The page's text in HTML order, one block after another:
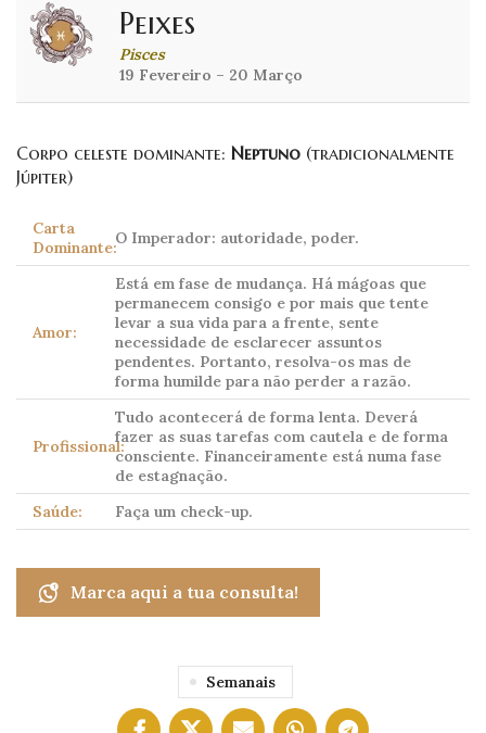
Peixes
Pisces
19 Fevereiro – 20 Março
Corpo celeste dominante: Neptuno (tradicionalmente
Júpiter)
Carta
Dominante:O Imperador: autoridade, poder.
Amor:
Está em fase de mudança. Há mágoas que
permanecem consigo e por mais que tente
levar a sua vida para a frente, sente
necessidade de esclarecer assuntos
pendentes. Portanto, resolva-os mas de
forma humilde para não perder a razão.
Profissional:
Tudo acontecerá de forma lenta. Deverá
fazer as suas tarefas com cautela e de forma
consciente. Financeiramente está numa fase
de estagnação.
Saúde:
Faça um check-up.
Marca aqui a tua consulta!
Semanais